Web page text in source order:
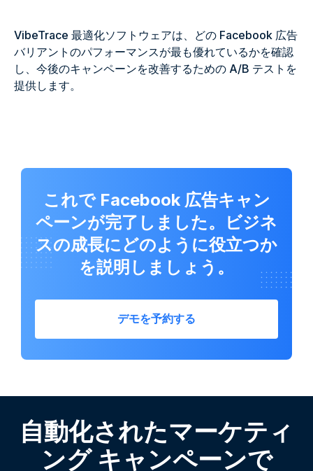
VibeTrace 最適化ソフトウェアは、どの Facebook 広告
バリアントのパフォーマンスが最も優れているかを確認
し、今後のキャンペーンを改善するための A/B テストを
提供します。
これで Facebook 広告キャン
ペーンが完了しました。ビジネ
スの成長にどのように役立つか
を説明しましょう。
デモを予約する
自動化されたマーケティ
ング キャンペーンで